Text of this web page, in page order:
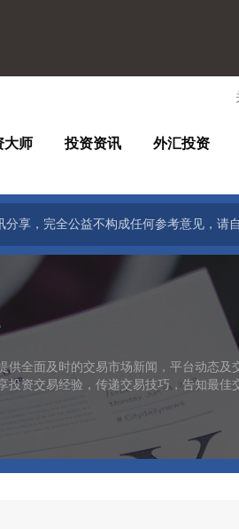
大师 投资资讯 外汇投资
享，完全公益不构成任何参考意见，请
供全面及时的交易市场新闻，平台动态
投资交易经验，传递交易技巧，告知最佳